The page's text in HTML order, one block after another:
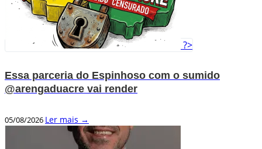
?>
Essa parceria do Espinhoso com o sumido
@arengaduacre vai render
05/08/2026 Ler mais →